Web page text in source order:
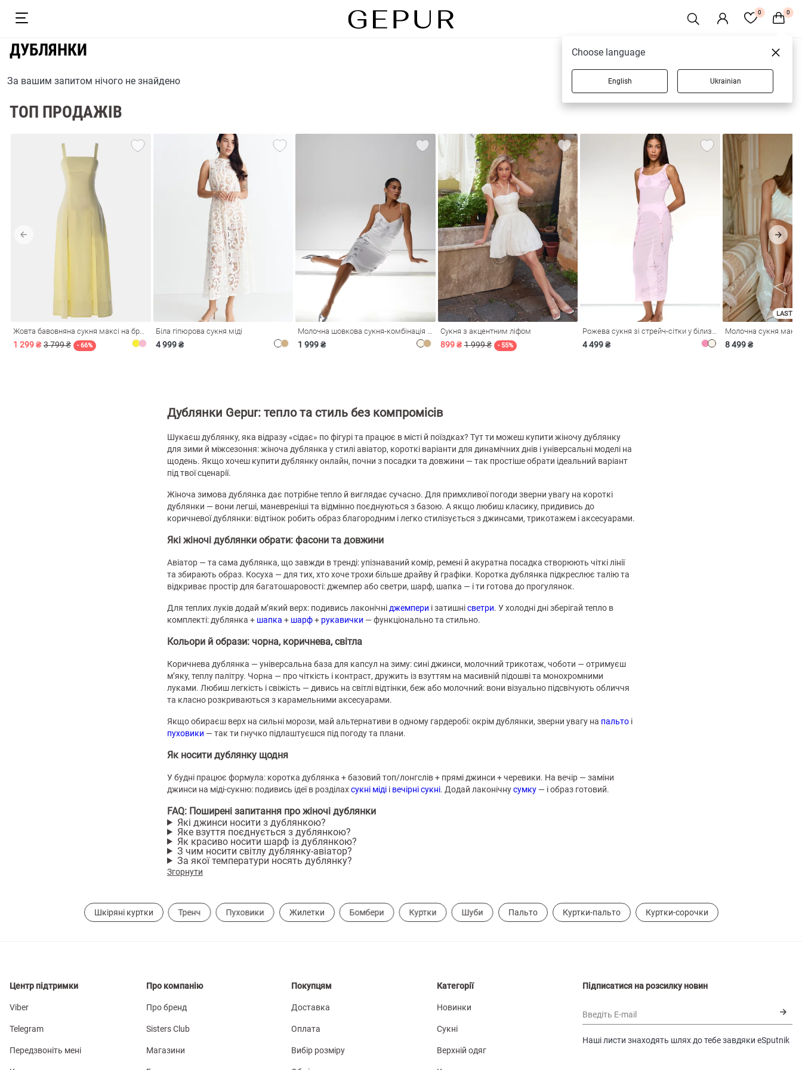
0 0
На
ДУБЛЯНКИ
0 товарів
За вашим запитом нічого не знайдено
ТОП ПРОДАЖІВ
1 299 ₴ 3 799 ₴ - 66%
Біла гіпюрова сукня міді
4 999 ₴ 1 999 ₴
Сукня з акцентним ліфом
899 ₴ 1 999 ₴ - 55% 4 499 ₴
LAST
8 499 ₴
Дублянки Gepur: тепло та стиль без компромісів
Шукаєш дублянку, яка відразу «сідає» по фігурі та працює в місті й поїздках? Тут ти можеш купити жіночу дублянку
для зими й міжсезоння: жіноча дублянка у стилі авіатор, короткі варіанти для динамічних днів і універсальні моделі на
щодень. Якщо хочеш купити дублянку онлайн, почни з посадки та довжини — так простіше обрати ідеальний варіант
під твої сценарії.
Жіноча зимова дублянка дає потрібне тепло й виглядає сучасно. Для примхливої погоди зверни увагу на короткі
дублянки — вони легші, маневреніші та відмінно поєднуються з базою. А якщо любиш класику, придивись до
коричневої дублянки: відтінок робить образ благородним і легко стилізується з джинсами, трикотажем і аксесуарами.
Які жіночі дублянки обрати: фасони та довжини
Авіатор — та сама дублянка, що завжди в тренді: упізнаваний комір, ремені й акуратна посадка створюють чіткі лінії
та збирають образ. Косуха — для тих, хто хоче трохи більше драйву й графіки. Коротка дублянка підкреслює талію та
відкриває простір для багатошаровості: джемпер або светри, шарф, шапка — і ти готова до прогулянок.
Для теплих луків додай м’який верх: подивись лаконічні джемпери і затишнісветри. У холодні дні зберігай тепло в
комплекті: дублянка + шапка + шарф+ рукавички — функціонально та стильно.
Кольори й образи: чорна, коричнева, світла
Коричнева дублянка — універсальна база для капсул на зиму: сині джинси, молочний трикотаж, чоботи — отримуєш
м’яку, теплу палітру. Чорна — про чіткість і контраст, дружить із взуттям на масивній підошві та монохромними
луками. Любиш легкість і свіжість — дивись на світлі відтінки, беж або молочний: вони візуально підсвічують обличчя
та класно розкриваються з карамельними аксесуарами.
Якщо обираєш верх на сильні морози, май альтернативи в одному гардеробі: окрім дублянки, зверни увагу на пальто і
пуховики — так ти гнучко підлаштуєшся під погоду та плани.
Як носити дублянку щодня
У будні працює формула: коротка дублянка + базовий топ/лонгслів + прямі джинси + черевики. На вечір — заміни
джинси на міді-сукню: подивись ідеї в розділахсукні міді і вечірні сукні. Додай лаконічнусумку — і образ готовий.
FAQ: Поширені запитання про жіночі дублянки
Які джинси носити з дублянкою?
Яке взуття поєднується з дублянкою?
Як красиво носити шарф із дублянкою?
З чим носити світлу дублянку-авіатор?
За якої температури носять дублянку?
Згорнути
Шкіряні куртки Тренч Пуховики Жилетки Бомбери Куртки Шуби Пальто Куртки-пальто Куртки-сорочки
Центр підтримки
Viber
Telegram
Передзвоніть мені
Про компанію
Про бренд
Sisters Club
Магазини
Покупцям
Доставка
Оплата
Вибір розміру
Категорії
Новинки
Сукні
Верхній одяг
Підписатися на розсилку новин
Введіть E-mail
Наші листи знаходять шлях до тебе завдяки eSputnik
Choose language
English Ukrainian